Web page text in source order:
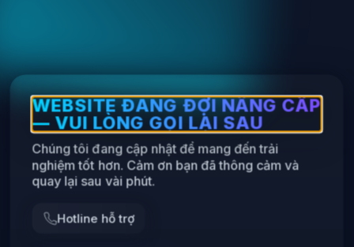
WEBSITE ĐANG ĐỢI NÂNG CẤP
— VUI LÒNG GỌI LẠI SAU
Chúng tôi đang cập nhật để mang đến trải
nghiệm tốt hơn. Cảm ơn bạn đã thông cảm và
quay lại sau vài phút.
Hotline hỗ trợ